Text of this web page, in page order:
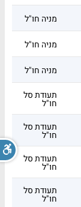
מניה חו"ל
מניה חו"ל
מניה חו"ל
תעודת סל
חו"ל
תעודת סל
חו"ל
תעודת סל
חו"ל
תעודת סל
חו"ל